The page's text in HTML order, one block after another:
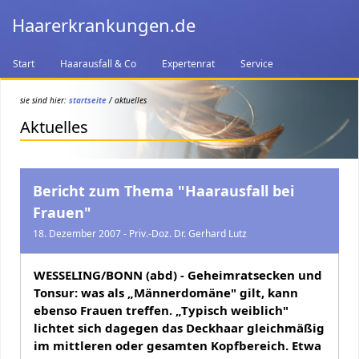
Haarerkrankungen.de
Start Haarausfall & Co Expertenrat Service
sie sind hier: startseite/ aktuelles
Aktuelles
Bericht zum Thema "Haarausfall bei
Frauen"
18. Dezember 2007 - Priv.-Doz. Dr. Gerhard Lutz
WESSELING/BONN (abd) - Geheimratsecken und
Tonsur: was als „Männerdomäne" gilt, kann
ebenso Frauen treffen. „Typisch weiblich"
lichtet sich dagegen das Deckhaar gleichmäßig
im mittleren oder gesamten Kopfbereich. Etwa